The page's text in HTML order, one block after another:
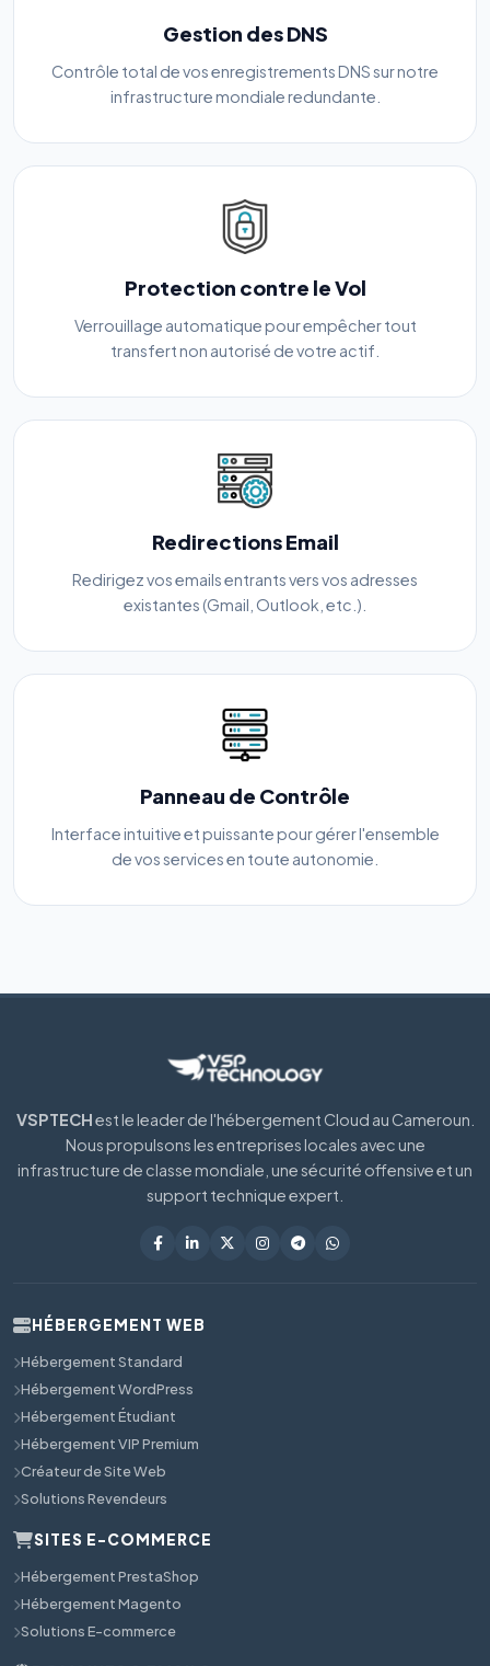
Gestion des DNS
Contrôle total de vos enregistrements DNS sur notre
infrastructure mondiale redundante.
Protection contre le Vol
Verrouillage automatique pour empêcher tout
transfert non autorisé de votre actif.
Redirections Email
Redirigez vos emails entrants vers vos adresses
existantes (Gmail, Outlook, etc.).
Panneau de Contrôle
Interface intuitive et puissante pour gérer l'ensemble
de vos services en toute autonomie.
VSPTECHest le leader de l'hébergement Cloud au Cameroun.
Nous propulsons les entreprises locales avec une
infrastructure de classe mondiale, une sécurité offensive et un
support technique expert.
HÉBERGEMENT WEB
Hébergement Standard
Hébergement WordPress
Hébergement Étudiant
Hébergement VIP Premium
Créateur de Site Web
Solutions Revendeurs
SITES E-COMMERCE
Hébergement PrestaShop
Hébergement Magento
Solutions E-commerce